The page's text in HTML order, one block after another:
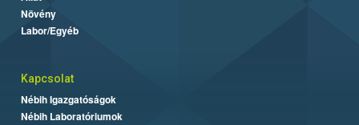
Növény
Labor/Egyéb
Kapcsolat
Nébih Igazgatóságok
Nébih Laboratóriumok